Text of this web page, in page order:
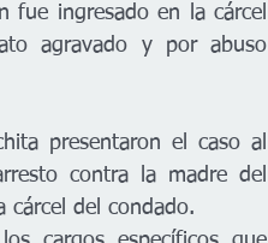
fue ingresado en la cárcel
agravado y por abuso
presentaron el caso al
contra la madre del
cárcel del condado.